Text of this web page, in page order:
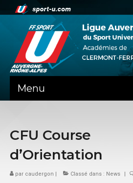
Menu
LA LIGUE
PRÉSENTATION
CLERMONT-FD
CFU Course
d’Orientation
par caudergon | Classé dans : News |